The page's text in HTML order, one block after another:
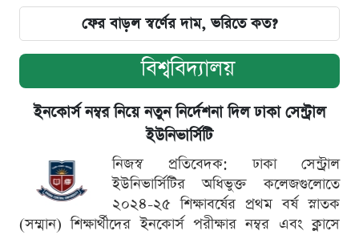
ফের বাড়ল স্বর্ণের দাম, ভরিতে কত?
বিশ্ববিদ্যালয়
ইনকোর্স নম্বর নিয়ে নতুন নির্দেশনা দিল ঢাকা সেন্ট্রাল
ইউনিভার্সিটি
নিজস্ব প্রতিবেদক: ঢাকা সেন্ট্রাল
ইউনিভার্সিটির অধিভুক্ত কলেজগুলোতে
২০২৪-২৫ শিক্ষাবর্ষের প্রথম বর্ষ স্নাতক
(সম্মান) শিক্ষার্থীদের ইনকোর্স পরীক্ষার নম্বর এবং ক্লাসে